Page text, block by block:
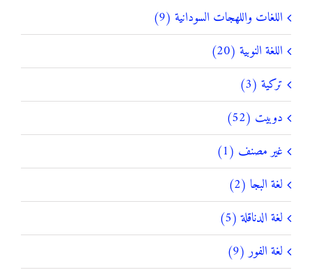
اللغات واللهجات السودانية (9)
اللغة النوبية (20)
تركية (3)
دوبيت (52)
غير مصنف (1)
لغة البجا (2)
لغة الدناقلة (5)
لغة الفور (9)